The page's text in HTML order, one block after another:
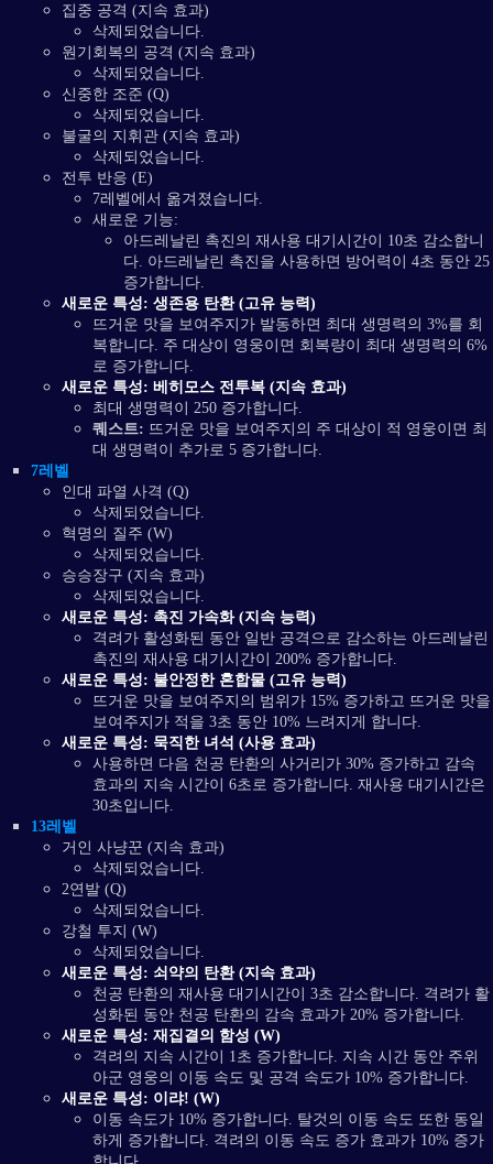
집중 공격 (지속 효과)
삭제되었습니다.
원기회복의 공격 (지속 효과)
삭제되었습니다.
신중한 조준 (Q)
삭제되었습니다.
불굴의 지휘관 (지속 효과)
삭제되었습니다.
전투 반응 (E)
7레벨에서 옮겨졌습니다.
새로운 기능:
아드레날린 촉진의 재사용 대기시간이 10초 감소합니
다. 아드레날린 촉진을 사용하면 방어력이 4초 동안 25
증가합니다.
새로운 특성: 생존용 탄환 (고유 능력)
뜨거운 맛을 보여주지가 발동하면 최대 생명력의 3%를 회
복합니다. 주 대상이 영웅이면 회복량이 최대 생명력의 6%
로 증가합니다.
새로운 특성: 베히모스 전투복 (지속 효과)
최대 생명력이 250 증가합니다.
퀘스트: 뜨거운 맛을 보여주지의 주 대상이 적 영웅이면 최
대 생명력이 추가로 5 증가합니다.
7레벨
인대 파열 사격 (Q)
삭제되었습니다.
혁명의 질주 (W)
삭제되었습니다.
승승장구 (지속 효과)
삭제되었습니다.
새로운 특성: 촉진 가속화 (지속 능력)
격려가 활성화된 동안 일반 공격으로 감소하는 아드레날린
촉진의 재사용 대기시간이 200% 증가합니다.
새로운 특성: 불안정한 혼합물 (고유 능력)
뜨거운 맛을 보여주지의 범위가 15% 증가하고 뜨거운 맛을
보여주지가 적을 3초 동안 10% 느려지게 합니다.
새로운 특성: 묵직한 녀석 (사용 효과)
사용하면 다음 천공 탄환의 사거리가 30% 증가하고 감속
효과의 지속 시간이 6초로 증가합니다. 재사용 대기시간은
30초입니다.
13레벨
거인 사냥꾼 (지속 효과)
삭제되었습니다.
2연발 (Q)
삭제되었습니다.
강철 투지 (W)
삭제되었습니다.
새로운 특성: 쇠약의 탄환 (지속 효과)
천공 탄환의 재사용 대기시간이 3초 감소합니다. 격려가 활
성화된 동안 천공 탄환의 감속 효과가 20% 증가합니다.
새로운 특성: 재집결의 함성 (W)
격려의 지속 시간이 1초 증가합니다. 지속 시간 동안 주위
아군 영웅의 이동 속도 및 공격 속도가 10% 증가합니다.
새로운 특성: 이랴! (W)
이동 속도가 10% 증가합니다. 탈것의 이동 속도 또한 동일
하게 증가합니다. 격려의 이동 속도 증가 효과가 10% 증가